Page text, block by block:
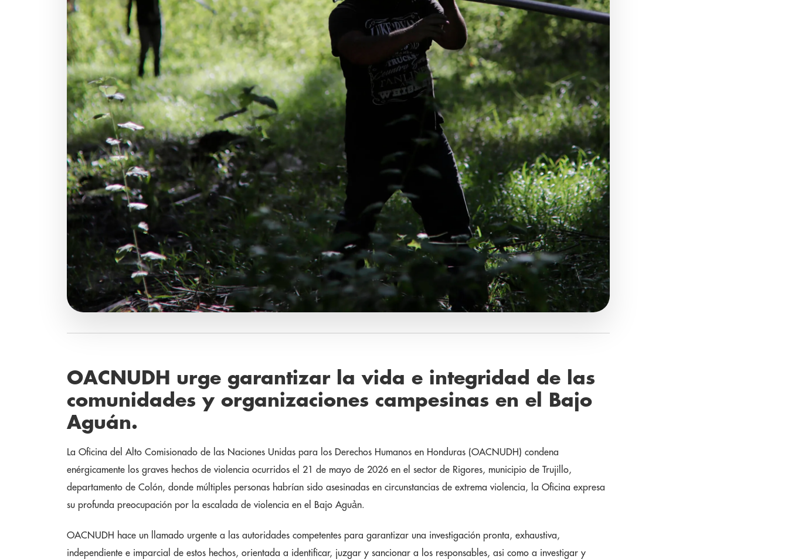
OACNUDH urge garantizar la vida e integridad de las
comunidades y organizaciones campesinas en el Bajo
Aguán.
La Oficina del Alto Comisionado de las Naciones Unidas para los Derechos Humanos en Honduras (OACNUDH) condena
enérgicamente los graves hechos de violencia ocurridos el 21 de mayo de 2026 en el sector de Rigores, municipio de Trujillo,
departamento de Colón, donde múltiples personas habrían sido asesinadas en circunstancias de extrema violencia, la Oficina expresa
su profunda preocupación por la escalada de violencia en el Bajo Aguản.
OACNUDH hace un llamado urgente a las autoridades competentes para garantizar una investigación pronta, exhaustiva,
independiente e imparcial de estos hechos, orientada a identificar, juzgar y sancionar a los responsables, asi como a investigar y